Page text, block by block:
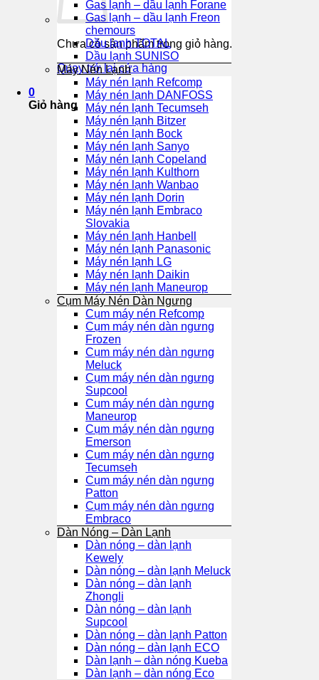
Chưa có sản phẩm trong giỏ hàng.
Quay trở lại cửa hàng
0
Giỏ hàng
Gas lạnh – dầu lạnh Forane
Gas lạnh – dầu lạnh Freon
chemours
Dầu lạnh TOTAL
Dầu lạnh SUNISO
Máy Nén Lạnh
Máy nén lạnh Refcomp
Máy nén lạnh DANFOSS
Máy nén lạnh Tecumseh
Máy nén lạnh Bitzer
Máy nén lạnh Bock
Máy nén lạnh Sanyo
Máy nén lạnh Copeland
Máy nén lạnh Kulthorn
Máy nén lạnh Wanbao
Máy nén lạnh Dorin
Máy nén lạnh Embraco
Slovakia
Máy nén lạnh Hanbell
Máy nén lạnh Panasonic
Máy nén lạnh LG
Máy nén lạnh Daikin
Máy nén lạnh Maneurop
Cụm Máy Nén Dàn Ngưng
Cụm máy nén Refcomp
Cụm máy nén dàn ngưng
Frozen
Cụm máy nén dàn ngưng
Meluck
Cụm máy nén dàn ngưng
Supcool
Cụm máy nén dàn ngưng
Maneurop
Cụm máy nén dàn ngưng
Emerson
Cụm máy nén dàn ngưng
Tecumseh
Cụm máy nén dàn ngưng
Patton
Cụm máy nén dàn ngưng
Embraco
Dàn Nóng – Dàn Lạnh
Dàn nóng – dàn lạnh
Kewely
Dàn nóng – dàn lạnh Meluck
Dàn nóng – dàn lạnh
Zhongli
Dàn nóng – dàn lạnh
Supcool
Dàn nóng – dàn lạnh Patton
Dàn nóng – dàn lạnh ECO
Dàn lạnh – dàn nóng Kueba
Dàn lạnh – dàn nóng Eco